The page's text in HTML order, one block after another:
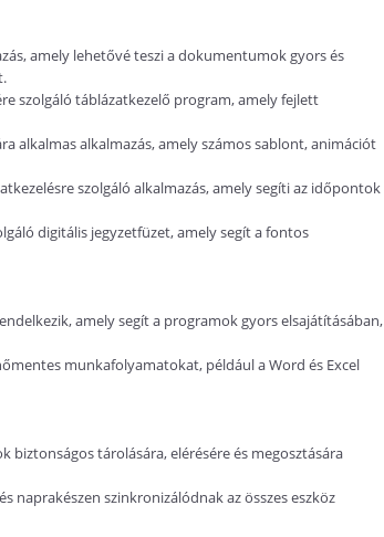
amely lehetővé teszi a dokumentumok gyors és
szolgáló táblázatkezelő program, amely fejlett
alkalmas alkalmazás, amely számos sablont, animációt
szolgáló alkalmazás, amely segíti az időpontok
digitális jegyzetfüzet, amely segít a fontos
amely segít a programok gyors elsajátításában,
munkafolyamatokat, például a Word és Excel
biztonságos tárolására, elérésére és megosztására
naprakészen szinkronizálódnak az összes eszköz